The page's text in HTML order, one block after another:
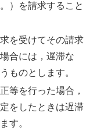
）を請求すること
を受けてその請求
合には，遅滞な
ものとします。
等を行った場合，
をしたときは遅滞
す。